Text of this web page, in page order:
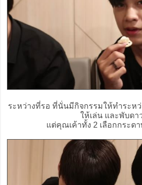
ระหว่างที่รอ ที่นั่นมีกิจกรรมให้ทำระห
ให้เล่น และพับดา
แต่คุณเค้าทั้ง 2 เลือกกระด